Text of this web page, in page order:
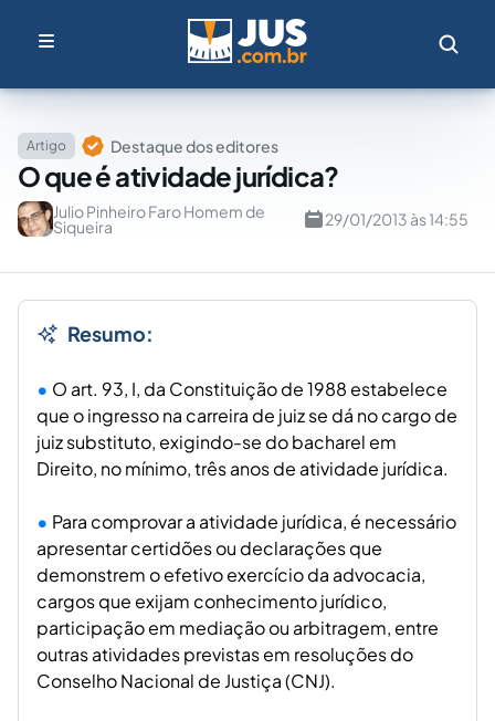
Artigo Destaque dos editores
O que é atividade jurídica?
Julio Pinheiro Faro Homem de
Siqueira 29/01/2013 às 14:55
Resumo:
O art. 93, I, da Constituição de 1988 estabelece
que o ingresso na carreira de juiz se dá no cargo de
juiz substituto, exigindo-se do bacharel em
Direito, no mínimo, três anos de atividade jurídica.
Para comprovar a atividade jurídica, é necessário
apresentar certidões ou declarações que
demonstrem o efetivo exercício da advocacia,
cargos que exijam conhecimento jurídico,
participação em mediação ou arbitragem, entre
outras atividades previstas em resoluções do
Conselho Nacional de Justiça (CNJ).